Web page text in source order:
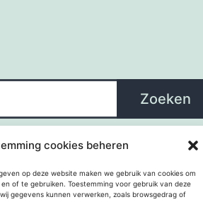
cookies beheren
op deze website maken we gebruik van cookies om
of te gebruiken. Toestemming voor gebruik van deze
gegevens kunnen verwerken, zoals browsgedrag of
Zoeken